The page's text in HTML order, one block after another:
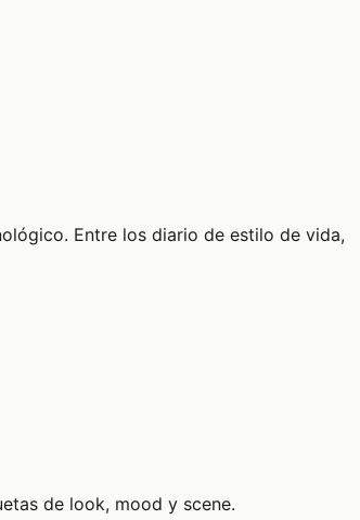
Entre los diario de estilo de vida,
de look, mood y scene.